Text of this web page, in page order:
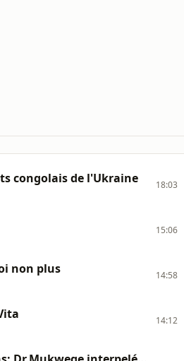
congolais de l'Ukraine 18:03
15:06
non plus 14:58
14:12